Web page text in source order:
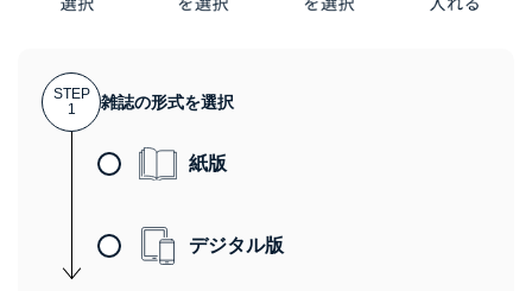
STEP
1
雑誌の形式を選択
紙版
デジタル版